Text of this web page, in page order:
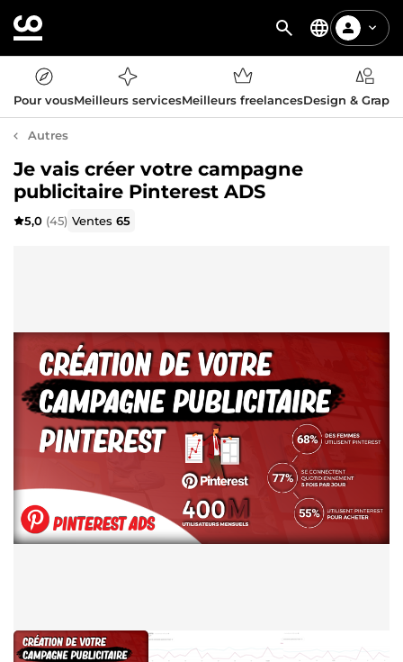
Pour vousMeilleurs servicesMeilleurs freelancesDesign &
Autres
Je vais créer votre campagne
publicitaire Pinterest ADS
5,0 (45) Ventes65